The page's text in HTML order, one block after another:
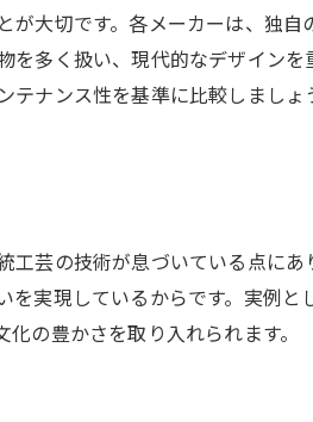
大切です。各メーカーは、独
多く扱い、現代的なデザイン
ナンス性を基準に比較しまし
芸の技術が息づいている点に
実現しているからです。実例
の豊かさを取り入れられます。